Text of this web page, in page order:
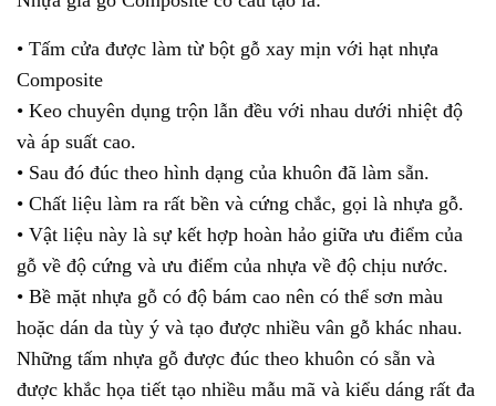
• Tấm cửa được làm từ bột gỗ xay mịn với hạt nhựa
Composite
• Keo chuyên dụng trộn lẫn đều với nhau dưới nhiệt độ
và áp suất cao.
• Sau đó đúc theo hình dạng của khuôn đã làm sẵn.
• Chất liệu làm ra rất bền và cứng chắc, gọi là nhựa gỗ.
• Vật liệu này là sự kết hợp hoàn hảo giữa ưu điểm của
gỗ về độ cứng và ưu điểm của nhựa về độ chịu nước.
• Bề mặt nhựa gỗ có độ bám cao nên có thể sơn màu
hoặc dán da tùy ý và tạo được nhiều vân gỗ khác nhau.
Những tấm nhựa gỗ được đúc theo khuôn có sẵn và
được khắc họa tiết tạo nhiều mẫu mã và kiểu dáng rất đa